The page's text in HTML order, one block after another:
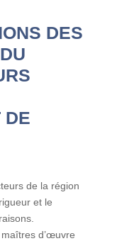
DES
DE
de la région
et le
d’œuvre